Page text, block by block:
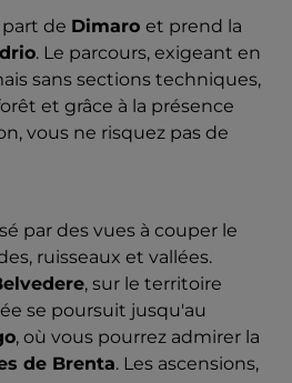
de Dimaro et prend la
. Le parcours, exigeant en
sans sections techniques,
et grâce à la présence
vous ne risquez pas de
par des vues à couper le
ruisseaux et vallées.
, sur le territoire
se poursuit jusqu'au
, où vous pourrez admirer la
de Brenta. Les ascensions,